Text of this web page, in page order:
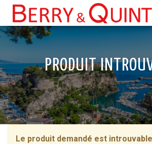
PRODUIT
Le produit demandé est introuvable